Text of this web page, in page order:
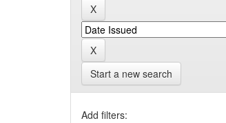
Start a new search
Add filters: